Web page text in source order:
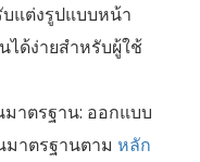
บแต่งรูปแบบหน้า
ได้ง่ายสำหรับผู้ใช้
มาตรฐาน: ออกแบบ
มาตรฐานตาม หลัก